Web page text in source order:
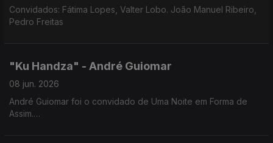
Convidados: Fátima Lopes, Valter Lobo. João Manuel Ribeiro,
Pedro Freitas
"Ku Handza" - André Guiomar
08 jun. 2026
André Guiomar foi o convidado de Uma Noite em Forma de
Assim.